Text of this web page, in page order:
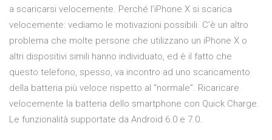
a scaricarsi velocemente. Perché l’iPhone X si scarica
velocemente: vediamo le motivazioni possibili. C’è un altro
problema che molte persone che utilizzano un iPhone X o
altri dispositivi simili hanno individuato, ed è il fatto che
questo telefono, spesso, va incontro ad uno scaricamento
della batteria più veloce rispetto al “normale”. Ricaricare
velocemente la batteria dello smartphone con Quick Charge.
Le funzionalità supportate da Android 6.0 e 7.0.